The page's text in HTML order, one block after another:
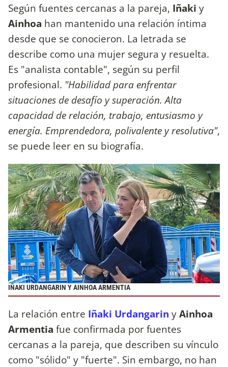
Según fuentes cercanas a la pareja, Iñaki y
Ainhoa han mantenido una relación íntima
desde que se conocieron. La letrada se
describe como una mujer segura y resuelta.
Es "analista contable", según su perfil
profesional. "Habilidad para enfrentar
situaciones de desafío y superación. Alta
capacidad de relación, trabajo, entusiasmo y
energía. Emprendedora, polivalente y resolutiva",
se puede leer en su biografía.
IÑAKI URDANGARIN Y AINHOA ARMENTIA
La relación entre Iñaki Urdangarin yAinhoa
Armentia fue confirmada por fuentes
cercanas a la pareja, que describen su vínculo
como "sólido" y "fuerte". Sin embargo, no han